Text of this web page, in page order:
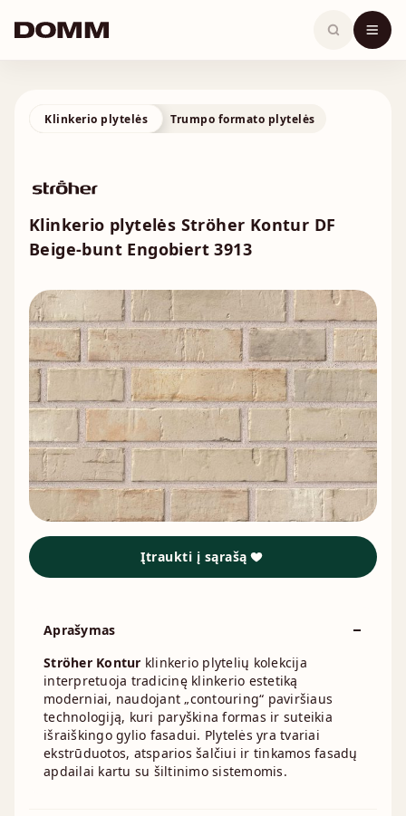
content
Klinkerio plytelės Trumpo formato plytelės
Klinkerio plytelės Ströher Kontur DF
Beige-bunt Engobiert 3913
Įtraukti į sąrašą
Aprašymas
Ströher Kontur klinkerio plytelių kolekcija
interpretuoja tradicinę klinkerio estetiką
moderniai, naudojant „contouring“ paviršiaus
technologiją, kuri paryškina formas ir suteikia
išraiškingo gylio fasadui. Plytelės yra tvariai
ekstrūduotos, atsparios šalčiui ir tinkamos fasadų
apdailai kartu su šiltinimo sistemomis.